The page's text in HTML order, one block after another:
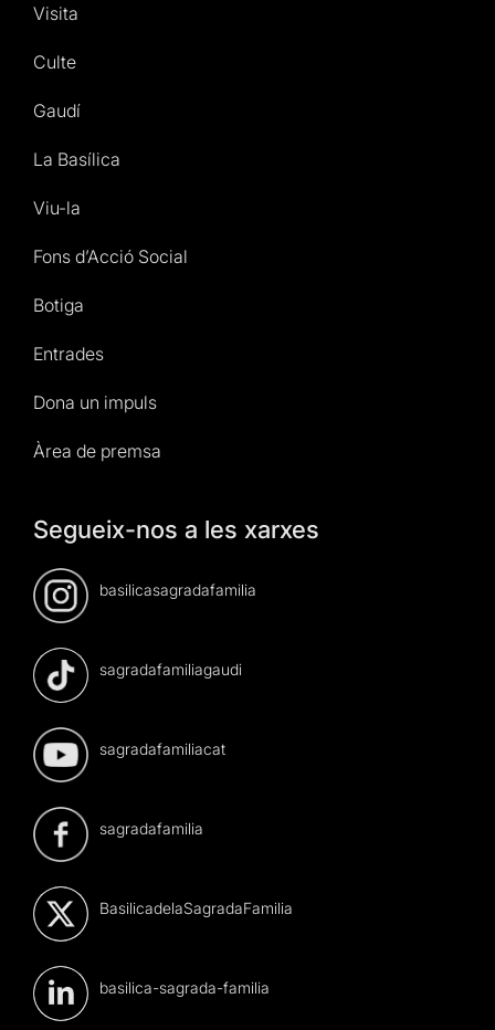
Visita
Culte
Gaudí
La Basílica
Viu-la
Fons d’Acció Social
Botiga
Entrades
Dona un impuls
Àrea de premsa
Segueix-nos a les xarxes
basilicasagradafamilia
sagradafamiliagaudi
sagradafamiliacat
sagradafamilia
BasilicadelaSagradaFamilia
basilica-sagrada-familia